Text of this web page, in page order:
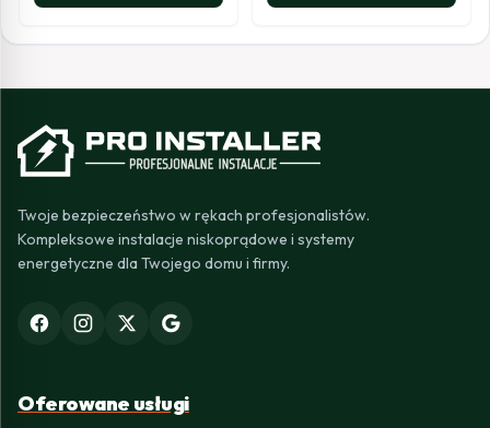
Twoje bezpieczeństwo w rękach profesjonalistów.
Kompleksowe instalacje niskoprądowe i systemy
energetyczne dla Twojego domu i firmy.
Oferowane usługi